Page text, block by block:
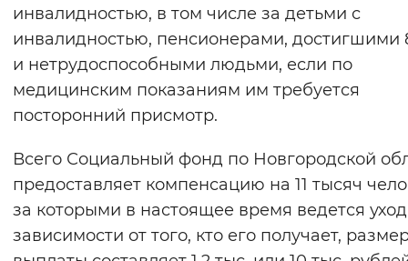
Включены Выключены
Звуковой ассистент
Воспроизвести
Вернуть стандартные настройки
инвалидностью, в том числе за детьми с
инвалидностью, пенсионерами, достигшими
и нетрудоспособными людьми, если по
медицинским показаниям им требуется
посторонний присмотр.
Всего Социальный фонд по Новгородской
предоставляет компенсацию на 11 тысяч
за которыми в настоящее время ведется
зависимости от того, кто его получает,